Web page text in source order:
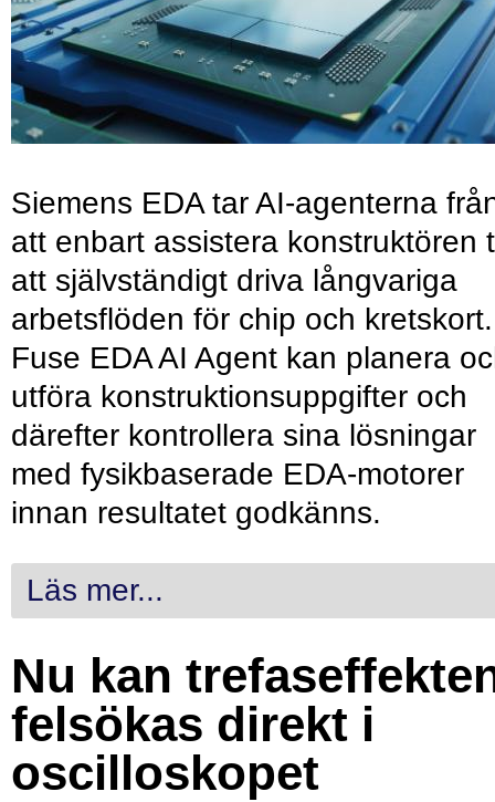
Siemens EDA tar AI-agenterna
att enbart assistera konstruktören
att självständigt driva långvariga
arbetsflöden för chip och kretskort.
Fuse EDA AI Agent kan planera
utföra konstruktionsuppgifter och
därefter kontrollera sina lösningar
med fysikbaserade EDA-motorer
innan resultatet godkänns.
Läs mer...
Nu kan
felsökas direkt i
oscilloskopet